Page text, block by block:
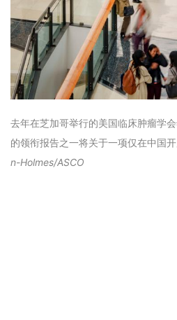
去年在芝加哥举行的美国临床肿瘤学
的领衔报告之一将关于一项仅在中国开
n-Holmes/ASCO